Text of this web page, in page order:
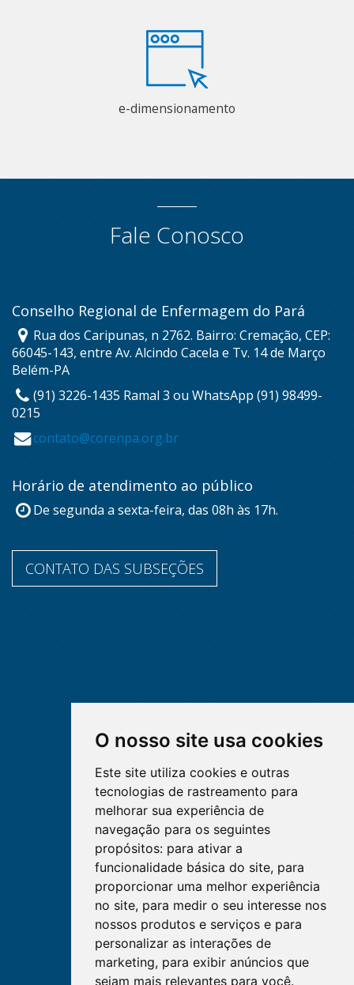
O nosso site usa cookies
Este site utiliza cookies e outras
tecnologias de rastreamento para
melhorar sua experiência de
navegação para os seguintes
propósitos: para ativar a
funcionalidade básica do site, para
proporcionar uma melhor experiência
no site, para medir o seu interesse nos
nossos produtos e serviços e para
personalizar as interações de
marketing, para exibir anúncios que
sejam mais relevantes para você.
e-dimensionamento
Fale Conosco
Conselho Regional de Enfermagem do Pará
Rua dos Caripunas, n 2762. Bairro: Cremação, CEP:
66045-143, entre Av. Alcindo Cacela e Tv. 14 de Março
Belém-PA
(91) 3226-1435 Ramal 3 ou WhatsApp (91) 98499-
0215
contato@corenpa.org.br
Horário de atendimento ao público
De segunda a sexta-feira, das 08h às 17h.
CONTATO DAS SUBSEÇÕES